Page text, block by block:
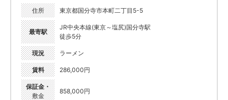
住所 東京都国分寺市本町二丁目5-5
最寄駅
JR中央本線(東京～塩尻)国分寺駅
徒歩5分
現況 ラーメン
賃料 286,000円
保証金・
敷金
858,000円